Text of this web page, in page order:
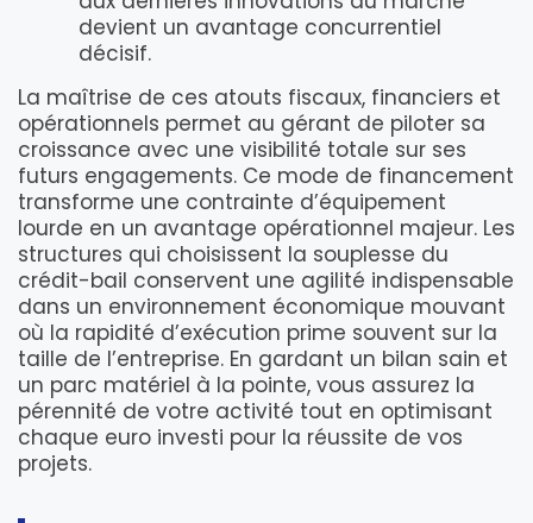
devient un avantage concurrentiel
décisif.
La maîtrise de ces atouts fiscaux, financiers et
opérationnels permet au gérant de piloter sa
croissance avec une visibilité totale sur ses
futurs engagements. Ce mode de financement
transforme une contrainte d’équipement
lourde en un avantage opérationnel majeur. Les
structures qui choisissent la souplesse du
crédit-bail conservent une agilité indispensable
dans un environnement économique mouvant
où la rapidité d’exécution prime souvent sur la
taille de l’entreprise. En gardant un bilan sain et
un parc matériel à la pointe, vous assurez la
pérennité de votre activité tout en optimisant
chaque euro investi pour la réussite de vos
projets.